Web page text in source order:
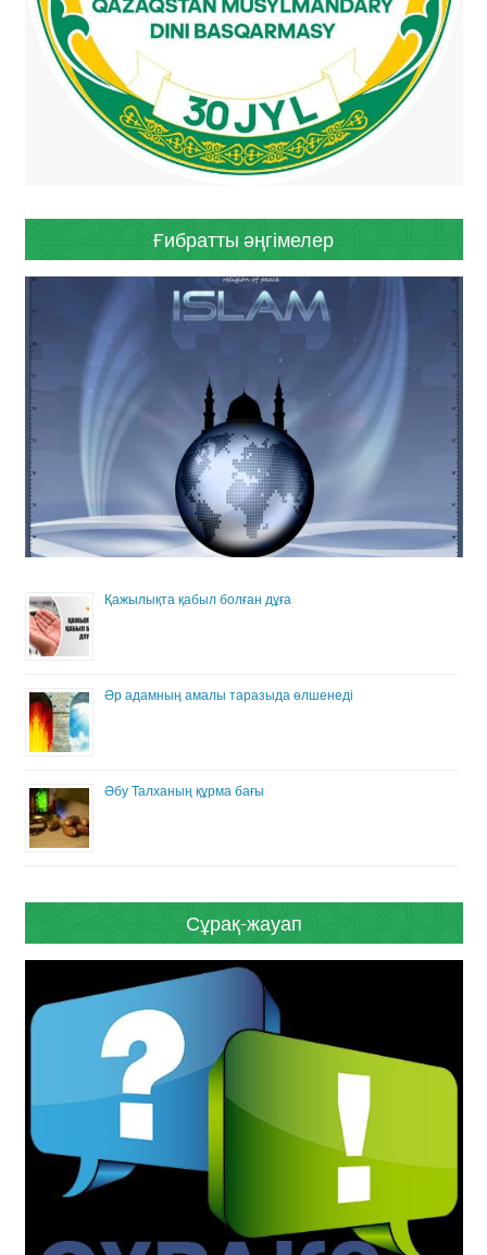
Ғибратты әңгімелер
Қажылықта қабыл болған дұға
Әр адамның амалы таразыда өлшенеді
Әбу Талханың құрма бағы
Сұрақ-жауап